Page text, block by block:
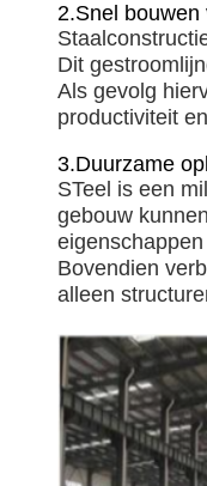
2.Snel bouwen
Dit
Als gevolg
productiviteit
3.Duurzame
STeel is een
gebouw
Bovendien
alleen